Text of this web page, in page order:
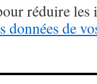
réduire les
données de